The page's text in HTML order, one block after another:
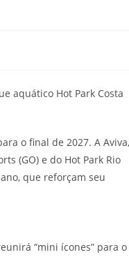
o final de 2027. A Aviva,
(GO) e do Hot Park Rio
que reforçam seu
“mini ícones” para o